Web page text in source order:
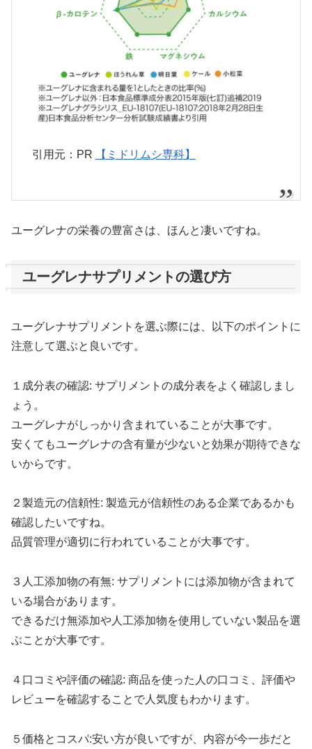
引用元：PR 【ミドリムシ専科】
ユーグレナの栄養の豊富さは、ほんと凄いですね。
ユーグレナサプリメントの選び方
ユーグレナサプリメントを選ぶ際には、以下のポイントに
注意して選ぶと良いです。
１成分表の確認: サプリメントの成分表をよく確認しまし
ょう。
ユーグレナがしっかり含まれていることが大事です。
安くてもユーグレナの含有量が少ないと効果が期待できな
いからです。
２製造元の信頼性: 製造元が信頼性のある企業であるかも
確認したいですね。
品質管理が適切に行われていることが大事です。
３人工添加物の有無: サプリメントには添加物が含まれて
いる場合があります。
できるだけ無添加や人工添加物を使用していない製品を選
ぶことが大事です。
４口コミや評価の確認: 商品を使った人の口コミ、評価や
レビューを確認することで人気度もわかります。
５価格とコスパ:安い方が良いですが、内容が今一歩だと